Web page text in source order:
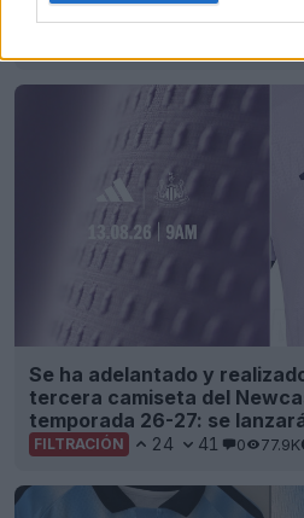
para la MLS 2026
Se ha adelantado y
tercera camiseta del
temporada 26-27: se
FILTRACIÓN 24 41 0 77.9K